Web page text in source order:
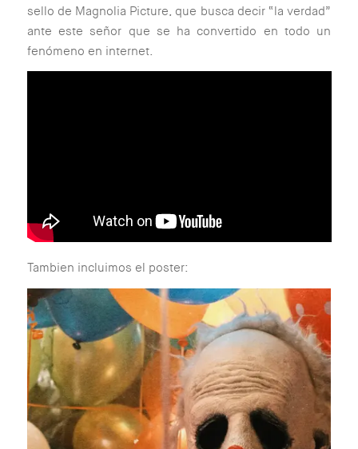
sello de Magnolia Picture, que busca decir “la verdad”
ante este señor que se ha convertido en todo un
fenómeno en internet.
Tambien incluimos el poster: